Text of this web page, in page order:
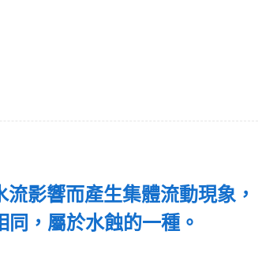
影響而產生集體流動現象，
同，屬於水蝕的一種。